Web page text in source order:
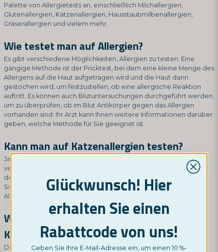
Palette von Allergietests an, einschließlich Milchallergien,
Glutenallergien, Katzenallergien, Hausstaubmilbenallergien,
Gräserallergien und vielem mehr.
Wie testet man auf Allergien?
Es gibt verschiedene Möglichkeiten, Allergien zu testen. Eine
gängige Methode ist der Pricktest, bei dem eine kleine Menge des
Allergens auf die Haut aufgetragen wird und die Haut dann
gestochen wird, um festzustellen, ob eine allergische Reaktion
auftritt. Es können auch Blutuntersuchungen durchgeführt werden,
um zu überprüfen, ob im Blut Antikörper gegen das Allergen
vorhanden sind. Ihr Arzt kann Ihnen weitere Informationen darüber
geben, welche Methode für Sie geeignet ist.
Kann man auf Katzenallergien testen?
Ja, es ist möglich, auf Katzenallergien zu testen. Es gibt
verschiedene Methoden, die angewendet werden können, wie
der Pricktest und Blutuntersuchungen. Wenn Sie vermuten, dass
Sie auf Katzen allergisch reagieren, können Sie einen Arzt oder
Allergiespezialisten aufsuchen, um die Tests durchzuführen.
Wie schnell manifestieren sich
Katzenallergien?
Die Symptome von Katzenallergien können sofort oder sogar
Glückwunsch! Hier
erhalten Sie einen
Rabattcode von uns!
Geben Sie Ihre E-Mail-Adresse ein, um einen 10 %-